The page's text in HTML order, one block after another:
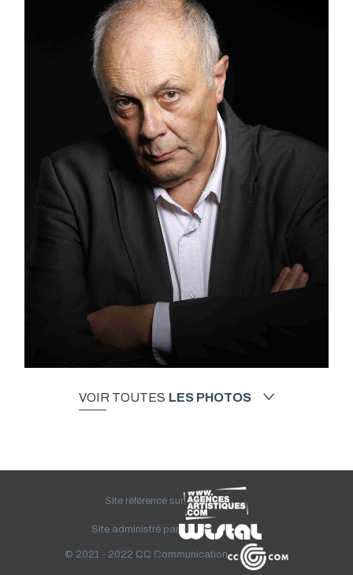
VOIR TOUTES LES PHOTOS
Site référencé sur
Site administré par
© 2021 - 2022 CC Communication